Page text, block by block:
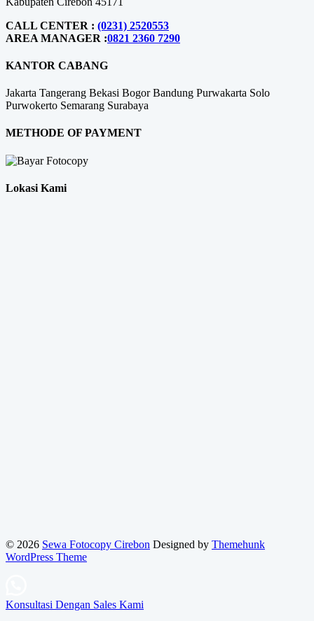
CALL CENTER : (0231) 2520553
AREA MANAGER :0821 2360 7290
KANTOR CABANG
Jakarta Tangerang Bekasi BogorBandung Purwakarta Solo
Purwokerto Semarang Surabaya
METHODE OF PAYMENT
Lokasi Kami
© 2026 Sewa Fotocopy Cirebon Designed by Themehunk
WordPress Theme
Konsultasi Dengan Sales Kami